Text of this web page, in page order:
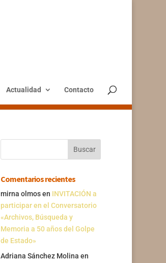
Actualidad Contacto
Comentarios recientes
mirna olmosen INVITACIÓN a
participar en el Conversatorio
«Archivos, Búsqueda y
Memoria a 50 años del Golpe
de Estado»
Adriana Sánchez Molina en